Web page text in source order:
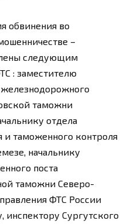
обвинения во
–
следующим
: заместителю
таможни
отдела
таможенного контроля
начальнику
поста
таможни Северо-
ФТС России
Сургутского